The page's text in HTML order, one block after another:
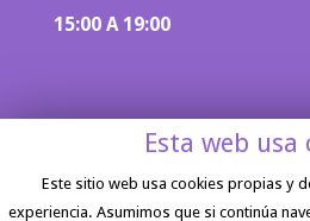
15:00 A 19:00
Esta web usa
Este sitio web usa cookies propias y
experiencia. Asumimos que si continúa